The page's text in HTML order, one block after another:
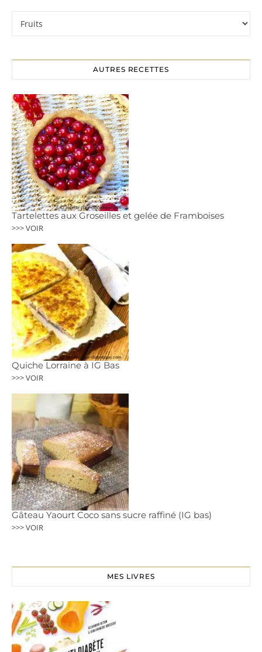
AUTRES RECETTES
Tartelettes aux Groseilles et gelée de Framboises
>>> VOIR
Quiche Lorraine à IG Bas
>>> VOIR
Gâteau Yaourt Coco sans sucre raffiné (IG bas)
>>> VOIR
MES LIVRES